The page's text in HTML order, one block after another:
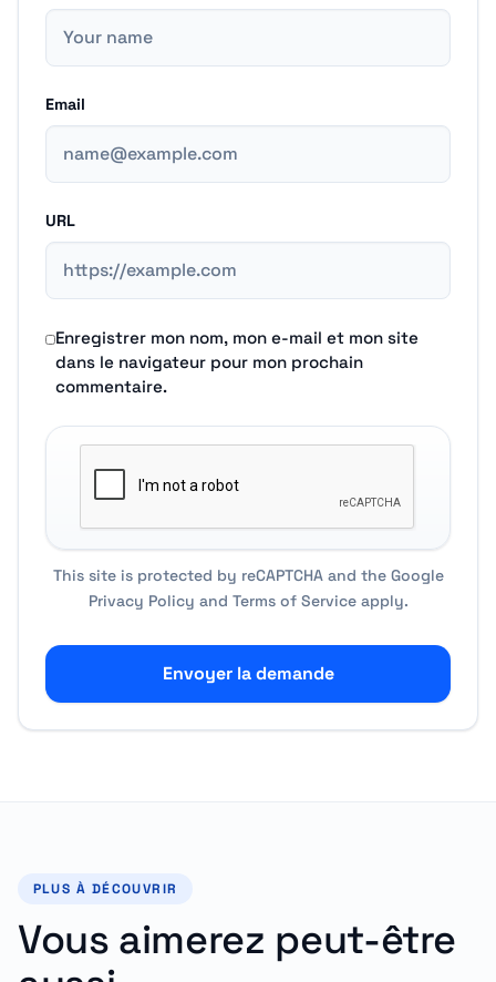
Email
URL
Enregistrer mon nom, mon e-mail et mon site
dans le navigateur pour mon prochain
commentaire.
This site is protected by reCAPTCHA and the Google
Privacy Policy and Terms of Serviceapply.
Envoyer la demande
PLUS À DÉCOUVRIR
Vous aimerez peut-être